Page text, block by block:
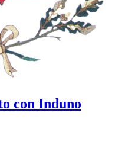
con Induno